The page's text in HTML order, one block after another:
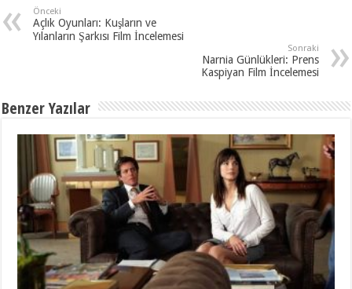
Önceki
Açlık Oyunları: Kuşların ve
Yılanların Şarkısı Film İncelemesi
Sonraki
Narnia Günlükleri: Prens
Kaspiyan Film İncelemesi
Benzer Yazılar